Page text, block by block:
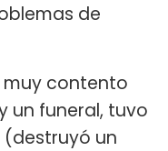
de
muy contento
un funeral, tuvo
un